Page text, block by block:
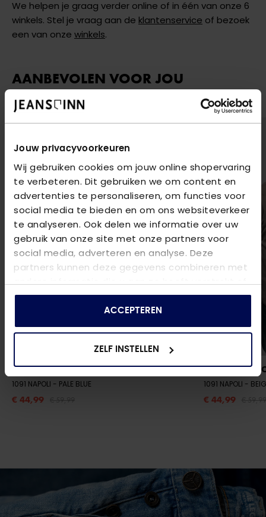
Jouw privacyvoorkeuren
Wij gebruiken cookies om jouw online shopervaring
te verbeteren. Dit gebruiken we om content en
advertenties te personaliseren, om functies voor
social media te bieden en om ons websiteverkeer
te analyseren. Ook delen we informatie over uw
gebruik van onze site met onze partners voor
social media, adverteren en analyse. Deze
partners kunnen deze gegevens combineren met
andere informatie die u aan ze heeft verstrekt of
die ze hebben verzameld op basis van uw gebruik
ACCEPTEREN
ZELF INSTELLEN
We helpen je graag verder online of in één van onze 6
winkels. Stel je vraag aan de klantenservice of bezoek
een van onze winkels.
AANBEVOLEN VOOR JOU
Shop hier de meest recente items van Napoli Uomo
NAPOLI UOMO
1091 NAPOLI - PALE BLUE
€ 44,99
NAPOLI
1091 NAPOLI -
€ 44,99